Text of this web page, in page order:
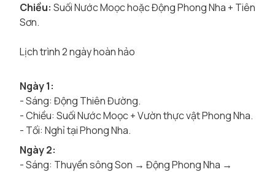
Chiều: Suối Nước Moọc hoặc Động Phong Nha + Tiên
Sơn.
Lịch trình 2 ngày hoàn hảo
Ngày 1:
- Sáng: Động Thiên Đường.
- Chiều: Suối Nước Moọc + Vườn thực vật Phong Nha.
- Tối: Nghỉ tại Phong Nha.
Ngày 2:
- Sáng: Thuyền sông Son → Động Phong Nha →